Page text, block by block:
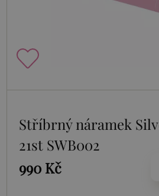
Stříbrný náramek
21st SWB002
990 Kč